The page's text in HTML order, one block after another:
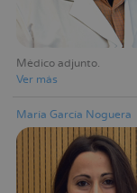
Médico adjunto
Ver más
María García Noguera